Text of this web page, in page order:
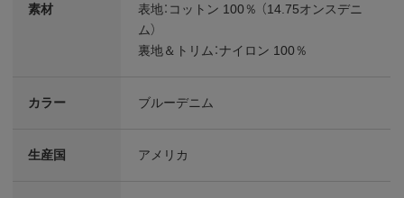
素材
表地：コットン 100％ （14.75オンスデニ
ム）
裏地＆トリム：ナイロン 100％
カラー ブルーデニム
生産国 アメリカ